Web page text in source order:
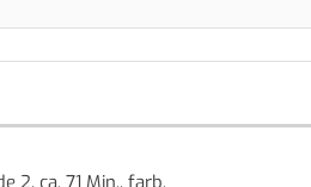
2, ca. 71 Min., farb.